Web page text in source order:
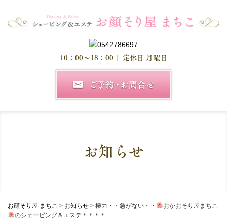
10：00～18：00 ｜ 定休日 月曜日
お知らせ
お顔そり屋 まちこ > お知らせ > 極力・・急がない・・
おかおそり屋まちこ
のシェービング＆エステ＊＊＊＊